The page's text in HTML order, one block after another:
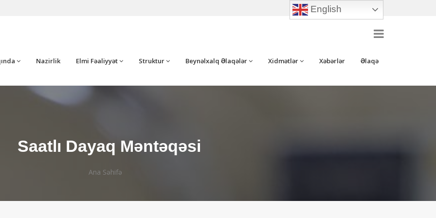
English
Nazirlik Elmi Fəaliyyət Struktur Beynəlxalq Əlaqələr Xidmətlər Xəbərlər Əlaqə
Saatlı Dayaq Məntəqəsi
Ana Səhifə